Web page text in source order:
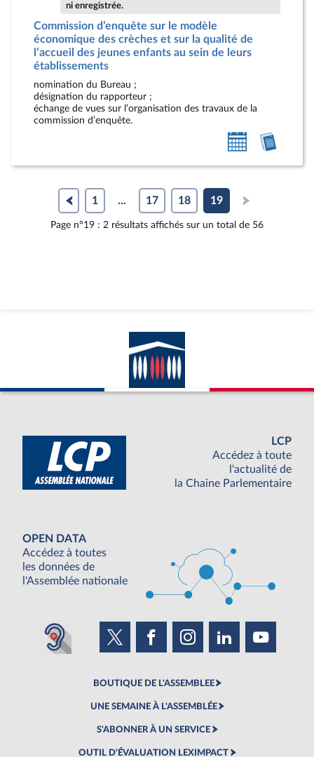
ni enregistrée.
Commission d’enquête sur le modèle
économique des crèches et sur la qualité de
l’accueil des jeunes enfants au sein de leurs
établissements
nomination du Bureau ;
désignation du rapporteur ;
échange de vues sur l’organisation des travaux de la
commission d’enquête.
Ajouter
au
personnel
au
1 ... 17 18 19
Page n°19 : 2 résultats affichés sur un total de 56
LCP
Accédez à toute
l'actualité de
la Chaine Parlementaire
OPEN DATA
Accédez à toutes
les données de
l'Assemblée nationale
BOUTIQUE DE L'ASSEMBLEE
UNE SEMAINE À L'ASSEMBLÉE
S'ABONNER À UN SERVICE
OUTIL D'ÉVALUATION LEXIMPACT